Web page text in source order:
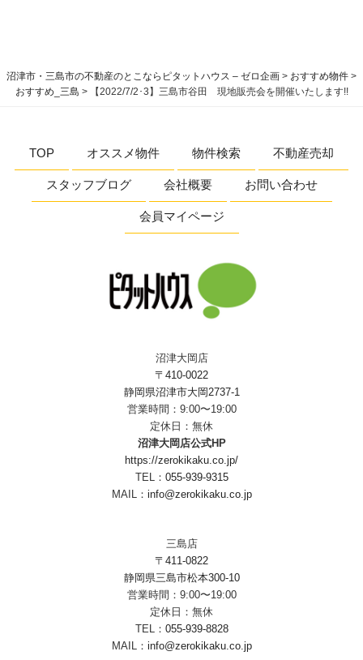
沼津市・三島市の不動産のとこならピタットハウス – ゼロ企画 > おすすめ物件 >
おすすめ_三島 > 【2022/7/2･3】三島市谷田 現地販売会を開催いたします!!
TOP オススメ物件 物件検索 不動産売却
スタッフブログ 会社概要 お問い合わせ
会員マイページ
沼津大岡店
〒410-0022
静岡県沼津市大岡2737-1
営業時間：9:00〜19:00
定休日：無休
沼津大岡店公式HP
https://zerokikaku.co.jp/
TEL： 055-939-9315
MAIL： info@zerokikaku.co.jp
三島店
〒411-0822
静岡県三島市松本300-10
営業時間：9:00〜19:00
定休日：無休
TEL： 055-939-8828
MAIL： info@zerokikaku.co.jp